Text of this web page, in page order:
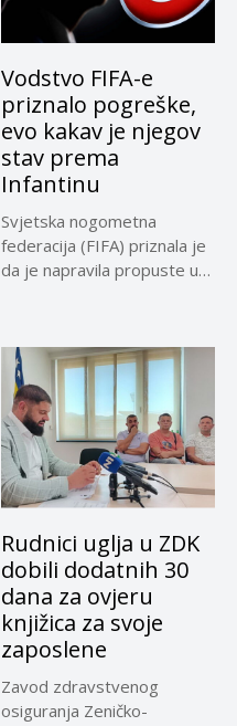
Vodstvo FIFA-e
priznalo pogreške,
evo kakav je njegov
stav prema
Infantinu
Svjetska nogometna
federacija (FIFA) priznala je
da je napravila propuste u
Rudnici uglja u ZDK
dobili dodatnih 30
dana za ovjeru
knjižica za svoje
zaposlene
Zavod zdravstvenog
osiguranja Zeničko-